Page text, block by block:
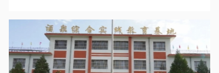
烟，到改革开放的春潮涌动，再到...